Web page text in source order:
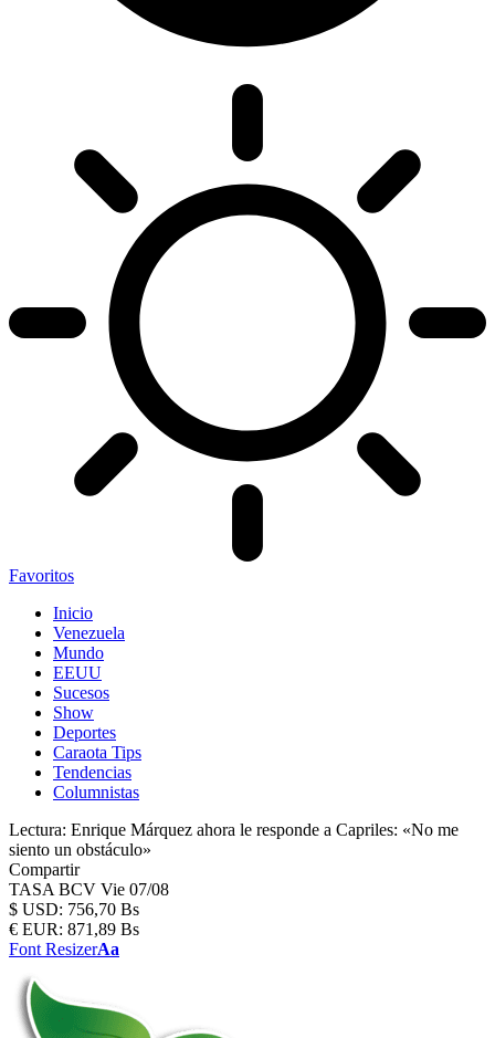
Favoritos
Inicio
Venezuela
Mundo
EEUU
Sucesos
Show
Deportes
Caraota Tips
Tendencias
Columnistas
Lectura: Enrique Márquez ahora le responde a Capriles: «No me
siento un obstáculo»
Compartir
TASA BCV Vie 07/08
$ USD: 756,70 Bs
€ EUR: 871,89 Bs
Font ResizerAa